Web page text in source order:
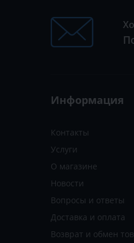
Информация
Контакты
Услуги
О магазине
Новости
Вопросы и ответы
Доставка и оплата
Возврат и обмен